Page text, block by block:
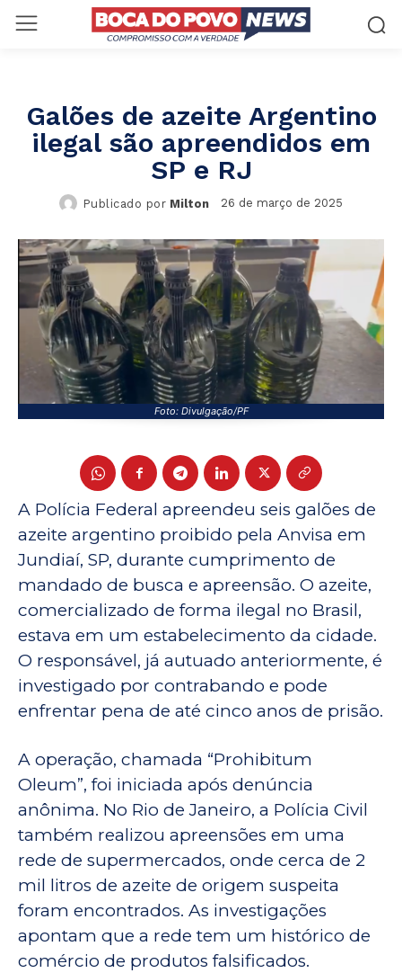
Galões de azeite Argentino
ilegal são apreendidos em
SP e RJ
Publicado por Milton 26 de março de 2025
Foto: Divulgação/PF
A Polícia Federal apreendeu seis galões de
azeite argentino proibido pela Anvisa em
Jundiaí, SP, durante cumprimento de
mandado de busca e apreensão. O azeite,
comercializado de forma ilegal no Brasil,
estava em um estabelecimento da cidade.
O responsável, já autuado anteriormente, é
investigado por contrabando e pode
enfrentar pena de até cinco anos de prisão.
A operação, chamada “Prohibitum
Oleum”, foi iniciada após denúncia
anônima. No Rio de Janeiro, a Polícia Civil
também realizou apreensões em uma
rede de supermercados, onde cerca de 2
mil litros de azeite de origem suspeita
foram encontrados. As investigações
apontam que a rede tem um histórico de
comércio de produtos falsificados.